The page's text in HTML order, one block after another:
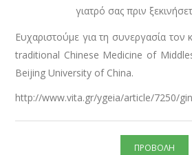
γιατρό σας πριν
Ευχαριστούμε για τη συνεργασία τον
traditional Chinese Μedicine of
Beijing University of China.
http://www.vita.gr/ygeia/article/7250/
ΠΡΟΒΟΛΗ